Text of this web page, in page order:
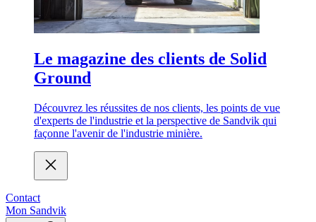
Le magazine des clients de Solid
Ground
Découvrez les réussites de nos clients, les points de vue
d'experts de l'industrie et la perspective de Sandvik qui
façonne l'avenir de l'industrie minière.
Contact
Mon Sandvik